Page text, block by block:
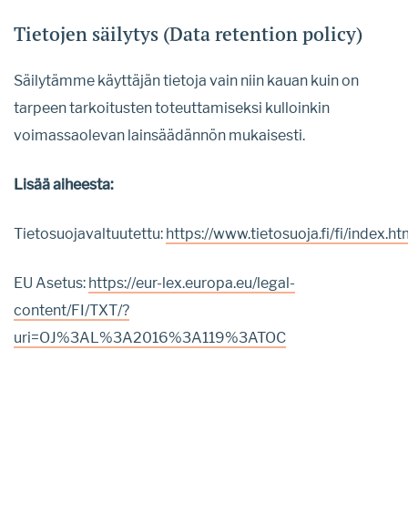
Tietojen säilytys (Data retention policy)
Säilytämme käyttäjän tietoja vain niin kauan kuin on
tarpeen tarkoitusten toteuttamiseksi kulloinkin
voimassaolevan lainsäädännön mukaisesti.
Lisää aiheesta:
Tietosuojavaltuutettu: https://www.tietosuoja.fi/fi/
EU Asetus: https://eur-lex.europa.eu/legal-
content/FI/TXT/?
uri=OJ%3AL%3A2016%3A119%3ATOC